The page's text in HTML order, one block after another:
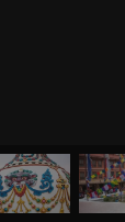
ЙОГА